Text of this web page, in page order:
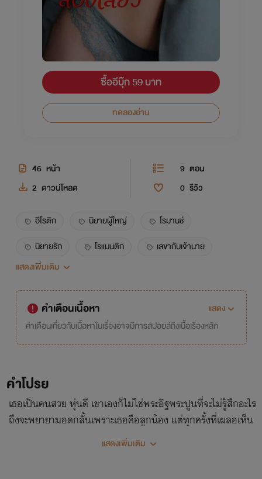
ซื้ออีบุ๊ก 59 บาท
ทดลองอ่าน
46 หน้า 9 ตอน
2 ดาวน์โหลด 0 รีวิว
อีโรติก นิยายผู้ใหญ่
โรมานช์
นิยายรัก
โรแมนติก
เลขากับเจ้านาย
ประธาน
เรท18+
แสดงเพิ่มเติม
คำเตือนเนื้อหา
แสดง
คำเตือนเกี่ยวกับเนื้อหาในเรื่องอาจมีการสปอยล์ถึงเนื้อเรื่องหลัก
คำโปรย
เธอเป็นคนสวย หุ่นดี เขาเองก็ไม่ใช่พระอิฐพระปูนที่จะไม่รู้สึกอะไร
ถึงจะพยายามอดกลั้นเพราะเธอคือลูกน้อง แต่ทุกครั้งที่เผลอเห็น
เนื้อเนียนขาวผ่องที่อยู่ภายใต้ร่มผ้านั้น ก็ทำเอาความอดกลั้นขาด
แสดงเพิ่มเติม